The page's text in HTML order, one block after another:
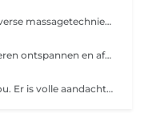
Massage voor het hele lichaam. De diverse massagetechnieken en intensiteiten zorgen voor een betere doorbloeding in de spieren en activeert de afvoer van afvalstoffen om zo de kans op blessures te verminderen. Een sportmassage kun je voor, tijdens of na een inspanning laten uitvoeren. In overleg wordt de massage speciaal op jouw wensen afgestemd.
De circulatie wordt gestimuleerd, spieren ontspannen en afvalstoffen worden afgevoerd. Daarnaast bevordert een massage de aanmaak van het gelukshormoon endorfine en het knuffelhormoon oxytocine. Dit vermindert stress en verhoogt het geluksgevoel.
Deze massage richt zich volledig op jou. Er is volle aandacht voor die plekken waar stress en vermoeidheid vaak het meest voelbaar zijn: rond je nek en schouders. De aangename massagetechnieken en zachte bewegingen geven je maximale ontspanning. Indien gewenst pak ik ook de spierknopjes aan in de behandeling.